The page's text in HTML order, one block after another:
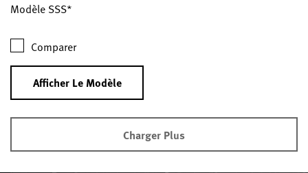
Modèle SSS*
Comparer
Afficher Le Modèle
Charger Plus